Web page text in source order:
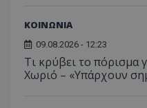
ΚΟΙΝΩΝΙΑ
09.08.2026 - 12:23
Τι κρύβει το πόρισμα
Χωριό – «Υπάρχουν